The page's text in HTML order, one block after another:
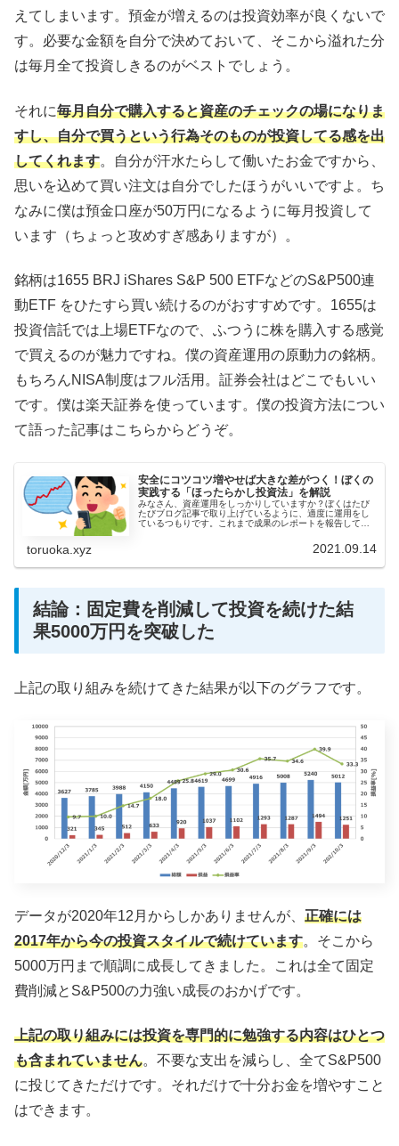
えてしまいます。預金が増えるのは投資効率が良くないで
す。必要な金額を自分で決めておいて、そこから溢れた分
は毎月全て投資しきるのがベストでしょう。
それに毎月自分で購入すると資産のチェックの場になりま
すし、自分で買うという行為そのものが投資してる感を出
してくれます。自分が汗水たらして働いたお金ですから、
思いを込めて買い注文は自分でしたほうがいいですよ。ち
なみに僕は預金口座が50万円になるように毎月投資して
います（ちょっと攻めすぎ感ありますが）。
銘柄は1655 BRJ iShares S&P 500 ETFなどのS&P500連
動ETF をひたすら買い続けるのがおすすめです。1655は
投資信託では上場ETFなので、ふつうに株を購入する感覚
で買えるのが魅力ですね。僕の資産運用の原動力の銘柄。
もちろんNISA制度はフル活用。証券会社はどこでもいい
です。僕は楽天証券を使っています。僕の投資方法につい
て語った記事はこちらからどうぞ。
安全にコツコツ増やせば大きな差がつく！ぼくの
実践する「ほったらかし投資法」を解説
みなさん、資産運用をしっかりしていますか？ぼくはたび
たびブログ記事で取り上げているように、適度に運用をし
ているつもりです。これまで成果のレポートを報告してき
toruoka.xyz 2021.09.14
結論：固定費を削減して投資を続けた結
果5000万円を突破した
上記の取り組みを続けてきた結果が以下のグラフです。
データが2020年12月からしかありませんが、 正確には
2017年から今の投資スタイルで続けています。そこから
5000万円まで順調に成長してきました。これは全て固定
費削減とS&P500の力強い成長のおかげです。
上記の取り組みには投資を専門的に勉強する内容はひとつ
も含まれていません。不要な支出を減らし、全てS&P500
に投じてきただけです。それだけで十分お金を増やすこと
はできます。